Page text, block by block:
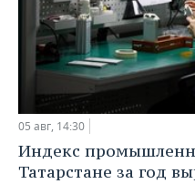
05 авг, 14:30
Индекс
Татарстане за год